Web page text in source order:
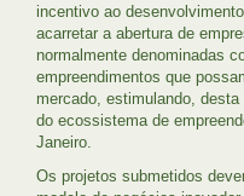
incentivo ao
acarretar a abertura de
normalmente denominadas
empreendimentos que
mercado, estimulando,
do ecossistema de
Janeiro.
Os projetos submetidos